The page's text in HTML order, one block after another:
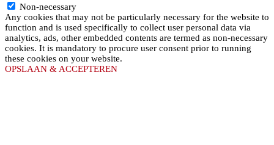
Non-necessary
Any cookies that may not be particularly necessary for the website to
function and is used specifically to collect user personal data via
analytics, ads, other embedded contents are termed as non-necessary
cookies. It is mandatory to procure user consent prior to running
these cookies on your website.
OPSLAAN & ACCEPTEREN